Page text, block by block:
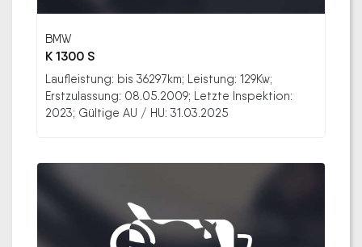
BMW
K 1300 S
Laufleistung: bis 36297km; Leistung: 129Kw;
Erstzulassung: 08.05.2009; Letzte Inspektion:
2023; Gültige AU / HU: 31.03.2025